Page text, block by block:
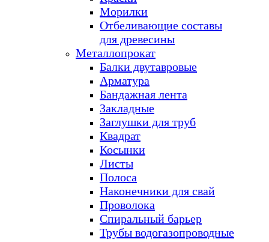
Морилки
Отбеливающие составы
для древесины
Металлопрокат
Балки двутавровые
Арматура
Бандажная лента
Закладные
Заглушки для труб
Квадрат
Косынки
Листы
Полоса
Наконечники для свай
Проволока
Спиральный барьер
Трубы водогазопроводные